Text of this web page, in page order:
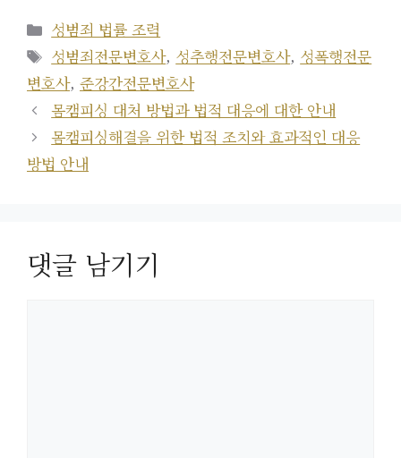
카
테
고
리
성범죄 법률 조력
태
그
성범죄전문변호사, 성추행전문변호사, 성폭행전문
변호사, 준강간전문변호사
몸캠피싱 대처 방법과 법적 대응에 대한 안내
몸캠피싱해결을 위한 법적 조치와 효과적인 대응
방법 안내
댓글 남기기